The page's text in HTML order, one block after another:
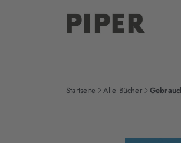
Startseite Alle Bücher